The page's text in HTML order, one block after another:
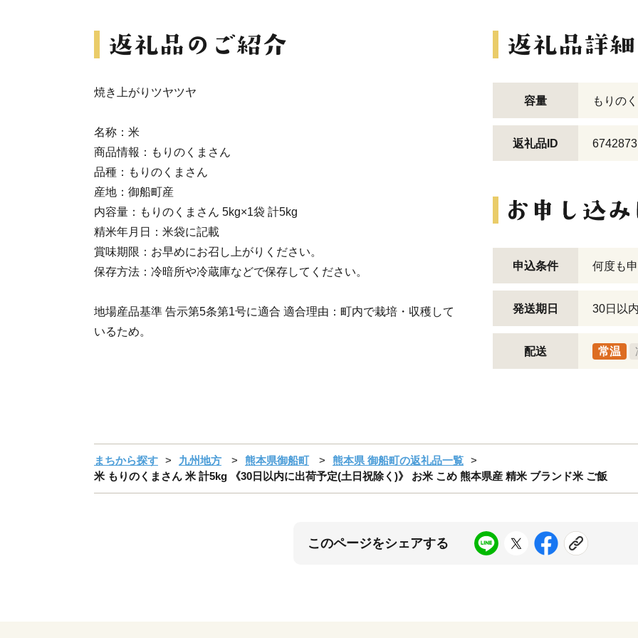
焼き上がりツヤツヤ
名称：米
商品情報：もりのくまさん
品種：もりのくまさん
産地：御船町産
内容量：もりのくまさん 5kg×1袋 計5kg
精米年月日：米袋に記載
賞味期限：お早めにお召し上がりください。
保存方法：冷暗所や冷蔵庫などで保存してください。
地場産品基準 告示第5条第1号に適合 適合理由：町内で栽培・収穫して
いるため。
容量 もりの
返礼品ID 6742873
申込条件 何度も
発送期日 30日以
配送 常温
まちから探す 九州地方 熊本県御船町
熊本県 御船町の返礼品一覧
米 もりのくまさん 米 計5kg 《30日以内に出荷予定(土日祝除く)》 お米 こめ 熊本県産 精米 ブランド米 ご飯
このページをシェアする